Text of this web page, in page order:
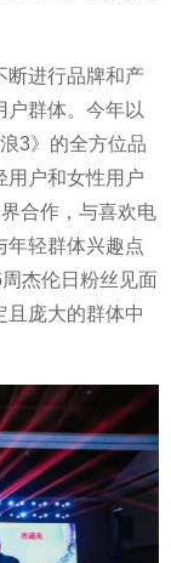
断进行品牌和产
户群体。今年以
3》的全方位品
用户和女性用户
合作，与喜欢电
年轻群体兴趣点
杰伦日粉丝见面
且庞大的群体中